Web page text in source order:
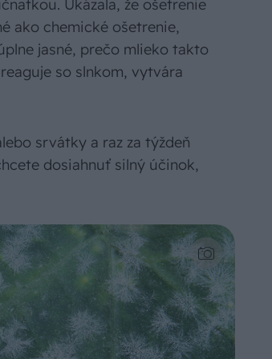
Ukázala, že ošetrenie
ako chemické ošetrenie,
jasné, prečo mlieko takto
so slnkom, vytvára
srvátky a raz za týždeň
dosiahnuť silný účinok,